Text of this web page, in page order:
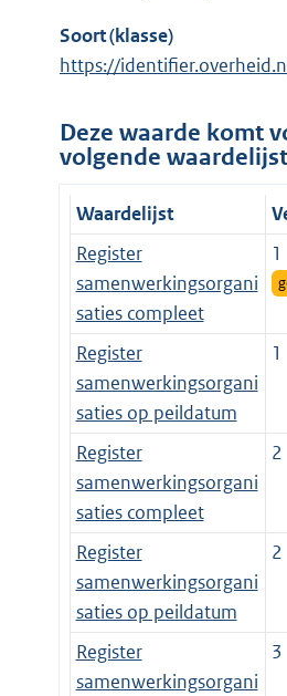
Soort (klasse)
https://
Deze waarde komt
volgende
Waardelijst
Register
samenwerkingsorgani
saties compleet
1
Register
samenwerkingsorgani
saties op peildatum
1
Register
samenwerkingsorgani
saties compleet
2
Register
samenwerkingsorgani
saties op peildatum
2
Register
samenwerkingsorgani
3